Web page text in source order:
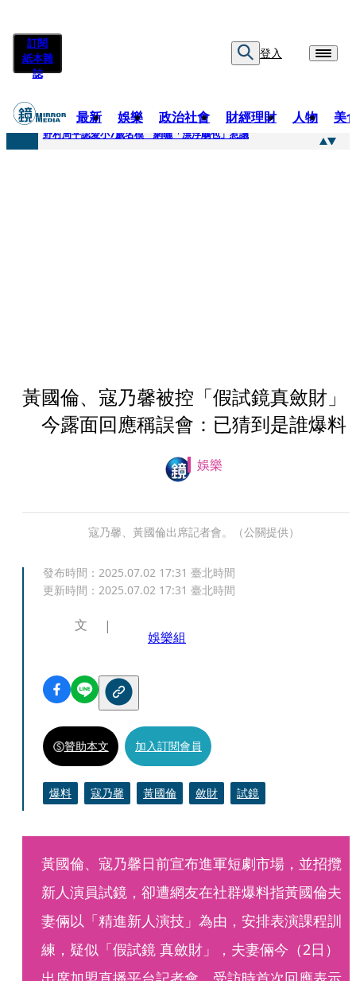
訂閱
紙本雜
誌
登入
最新 娛樂 政治社會 財經理財 人物 美
快訊
野村周平認愛小7歲名模 網曬「漂浮鵰包」惹議
黃國倫、寇乃馨被控「假試鏡真斂財
今露面回應稱誤會：已猜到是誰爆料
娛樂
寇乃馨、黃國倫出席記者會。（公關提供）
發布時間： 2025.07.02 17:31 臺北時間
更新時間： 2025.07.02 17:31 臺北時間
文
娛樂組
贊助本文 加入訂閱會員
爆料 寇乃馨 黃國倫 斂財 試鏡
黃國倫、寇乃馨日前宣布進軍短劇市場，並招攬
新人演員試鏡，卻遭網友在社群爆料指黃國倫夫
妻倆以「精進新人演技」為由，安排表演課程訓
練，疑似「假試鏡 真斂財」，夫妻倆今（2日）